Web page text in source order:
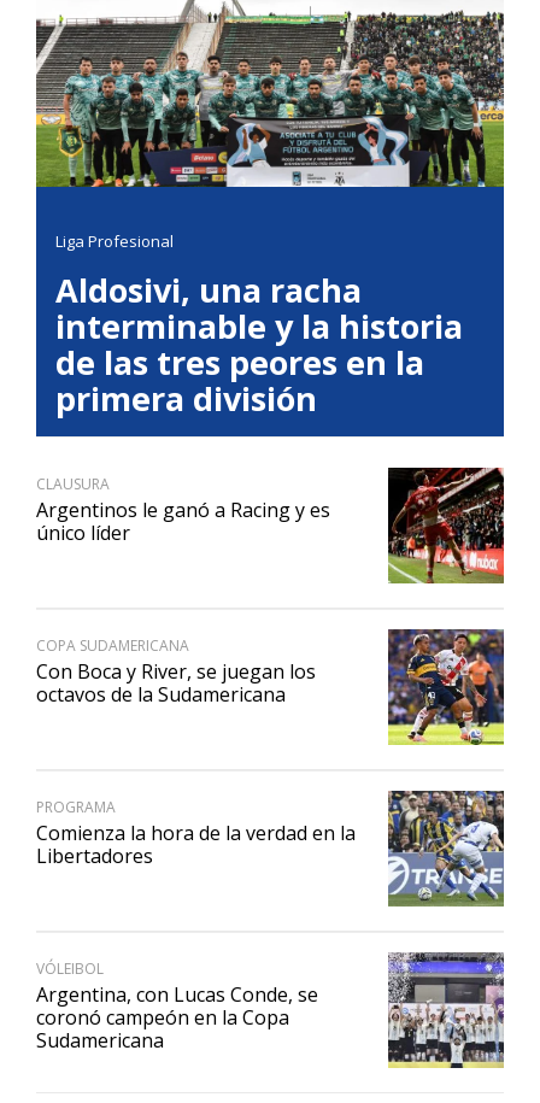
Liga Profesional
Aldosivi, una racha
interminable y la historia
de las tres peores en la
primera división
CLAUSURA
Argentinos le ganó a Racing y es
único líder
COPA SUDAMERICANA
Con Boca y River, se juegan los
octavos de la Sudamericana
PROGRAMA
Comienza la hora de la verdad en la
Libertadores
VÓLEIBOL
Argentina, con Lucas Conde, se
coronó campeón en la Copa
Sudamericana